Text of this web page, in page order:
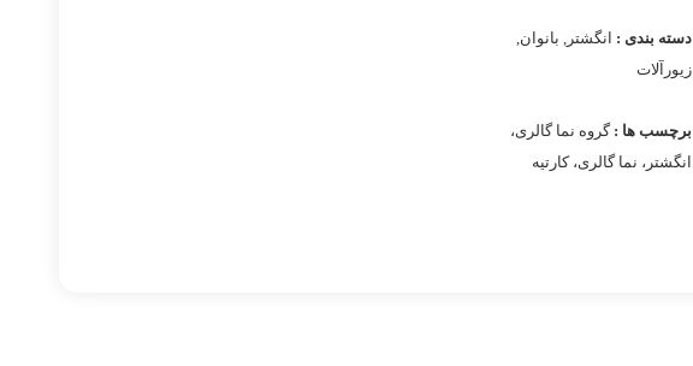
دسته بندی : انگشتر بانوان
زیورآلات
برچسب ها :گروه نما گالری،
انگشتر، نما گالری، کارتیه